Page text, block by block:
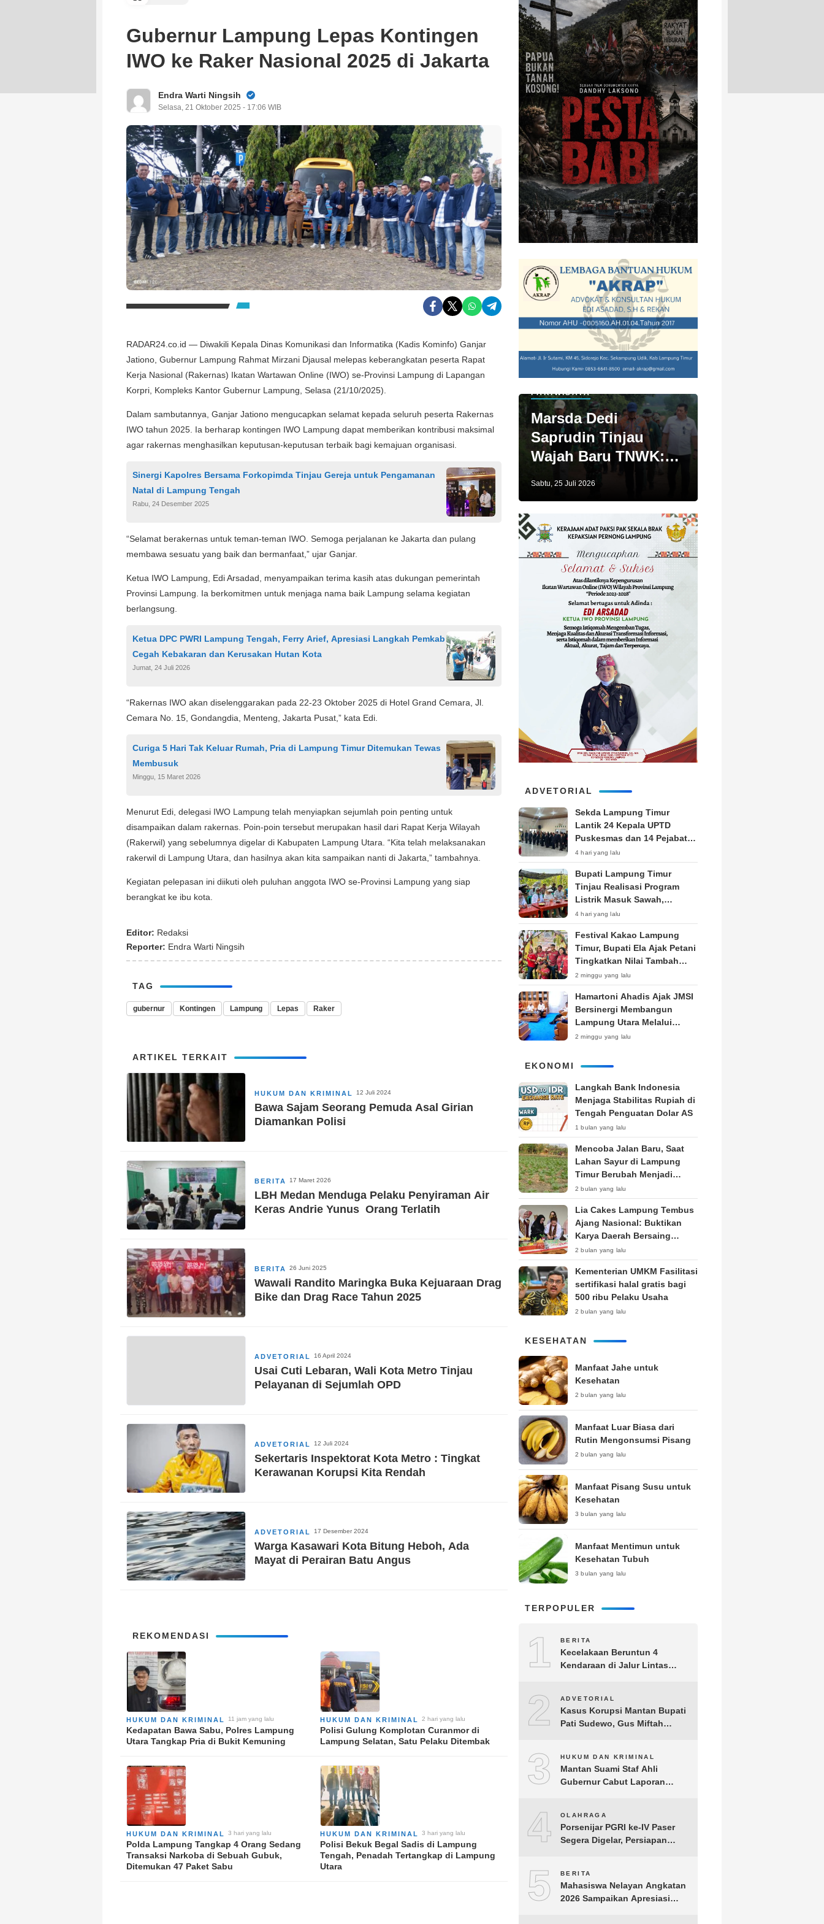
Gubernur Lampung Lepas Kontingen
IWO ke Raker Nasional 2025 di Jakarta
Endra Warti Ningsih
Selasa, 21 Oktober 2025 - 17:06 WIB
RADAR24.co.id — Diwakili Kepala Dinas Komunikasi dan Informatika (Kadis Kominfo) Ganjar
Jationo, Gubernur Lampung Rahmat Mirzani Djausal melepas keberangkatan peserta Rapat
Kerja Nasional (Rakernas) Ikatan Wartawan Online (IWO) se-Provinsi Lampung di Lapangan
Korpri, Kompleks Kantor Gubernur Lampung, Selasa (21/10/2025).
Dalam sambutannya, Ganjar Jationo mengucapkan selamat kepada seluruh peserta Rakernas
IWO tahun 2025. Ia berharap kontingen IWO Lampung dapat memberikan kontribusi maksimal
agar rakernas menghasilkan keputusan-keputusan terbaik bagi kemajuan organisasi.
Sinergi Kapolres Bersama Forkopimda Tinjau Gereja untuk Pengamanan
Natal di Lampung Tengah
Rabu, 24 Desember 2025
“Selamat berakernas untuk teman-teman IWO. Semoga perjalanan ke Jakarta dan pulang
membawa sesuatu yang baik dan bermanfaat,” ujar Ganjar.
Ketua IWO Lampung, Edi Arsadad, menyampaikan terima kasih atas dukungan pemerintah
Provinsi Lampung. Ia berkomitmen untuk menjaga nama baik Lampung selama kegiatan
berlangsung.
Ketua DPC PWRI Lampung Tengah, Ferry Arief, Apresiasi Langkah Pemkab
Cegah Kebakaran dan Kerusakan Hutan Kota
Jumat, 24 Juli 2026
“Rakernas IWO akan diselenggarakan pada 22-23 Oktober 2025 di Hotel Grand Cemara, Jl.
Cemara No. 15, Gondangdia, Menteng, Jakarta Pusat,” kata Edi.
Curiga 5 Hari Tak Keluar Rumah, Pria di Lampung Timur Ditemukan Tewas
Membusuk
Minggu, 15 Maret 2026
Menurut Edi, delegasi IWO Lampung telah menyiapkan sejumlah poin penting untuk
disampaikan dalam rakernas. Poin-poin tersebut merupakan hasil dari Rapat Kerja Wilayah
(Rakerwil) yang sebelumnya digelar di Kabupaten Lampung Utara. “Kita telah melaksanakan
rakerwil di Lampung Utara, dan hasilnya akan kita sampaikan nanti di Jakarta,” tambahnya.
Kegiatan pelepasan ini diikuti oleh puluhan anggota IWO se-Provinsi Lampung yang siap
berangkat ke ibu kota.
Editor: Redaksi
Reporter: Endra Warti Ningsih
TAG
gubernur Kontingen Lampung Lepas Raker
ARTIKEL TERKAIT
HUKUM DAN KRIMINAL 12 Juli 2024
Bawa Sajam Seorang Pemuda Asal Girian
Diamankan Polisi
BERITA 17 Maret 2026
LBH Medan Menduga Pelaku Penyiraman Air
Keras Andrie Yunus Orang Terlatih
BERITA 26 Juni 2025
Wawali Randito Maringka Buka Kejuaraan Drag
Bike dan Drag Race Tahun 2025
ADVETORIAL 16 April 2024
Usai Cuti Lebaran, Wali Kota Metro Tinjau
Pelayanan di Sejumlah OPD
ADVETORIAL 12 Juli 2024
Sekertaris Inspektorat Kota Metro : Tingkat
Kerawanan Korupsi Kita Rendah
ADVETORIAL 17 Desember 2024
Warga Kasawari Kota Bitung Heboh, Ada
Mayat di Perairan Batu Angus
REKOMENDASI
HUKUM DAN KRIMINAL 11 jam yang lalu
Kedapatan Bawa Sabu, Polres Lampung
Utara Tangkap Pria di Bukit Kemuning
HUKUM DAN KRIMINAL 2 hari yang lalu
Polisi Gulung Komplotan Curanmor di
Lampung Selatan, Satu Pelaku Ditembak
HUKUM DAN KRIMINAL 3 hari yang lalu
Polda Lampung Tangkap 4 Orang Sedang
Transaksi Narkoba di Sebuah Gubuk,
Ditemukan 47 Paket Sabu
HUKUM DAN KRIMINAL 3 hari yang lalu
Polisi Bekuk Begal Sadis di Lampung
Tengah, Penadah Tertangkap di Lampung
Utara
PARIWISATA
Marsda Dedi
Saprudin Tinjau
Wajah Baru TNWK:
Sabtu, 25 Juli 2026
ADVETORIAL
‎Sekda Lampung Timur
Lantik 24 Kepala UPTD
Puskesmas dan 14 Pejabat
Fungsional, Dorong Inovasi
dan Pelayanan Prima
4 hari yang lalu
Bupati Lampung Timur
Tinjau Realisasi Program
Listrik Masuk Sawah,
Siapkan Subsidi KWH untuk
Petani
4 hari yang lalu
‎Festival Kakao Lampung
Timur, Bupati Ela Ajak Petani
Tingkatkan Nilai Tambah
Produk
2 minggu yang lalu
Hamartoni Ahadis Ajak JMSI
Bersinergi Membangun
Lampung Utara Melalui
Pemberitaan
2 minggu yang lalu
EKONOMI
Langkah Bank Indonesia
Menjaga Stabilitas Rupiah di
Tengah Penguatan Dolar AS
1 bulan yang lalu
Mencoba Jalan Baru, Saat
Lahan Sayur di Lampung
Timur Berubah Menjadi
Kebun Tembakau
2 bulan yang lalu
Lia Cakes Lampung Tembus
Ajang Nasional: Buktikan
Karya Daerah Bersaing
Setara Kota Besar
2 bulan yang lalu
Kementerian UMKM Fasilitasi
sertifikasi halal gratis bagi
500 ribu Pelaku Usaha
2 bulan yang lalu
KESEHATAN
Manfaat Jahe untuk
Kesehatan
2 bulan yang lalu
Manfaat Luar Biasa dari
Rutin Mengonsumsi Pisang
2 bulan yang lalu
Manfaat Pisang Susu untuk
Kesehatan
3 bulan yang lalu
Manfaat Mentimun untuk
Kesehatan Tubuh
3 bulan yang lalu
TERPOPULER
1 BERITA
Kecelakaan Beruntun 4
Kendaraan di Jalur Lintas
2 ADVETORIAL
Kasus Korupsi Mantan Bupati
Pati Sudewo, Gus Miftah
3 HUKUM DAN KRIMINAL
Mantan Suami Staf Ahli
Gubernur Cabut Laporan
4 OLAHRAGA
Porsenijar PGRI ke-IV Paser
Segera Digelar, Persiapan
5 BERITA
Mahasiswa Nelayan Angkatan
2026 Sampaikan Apresiasi